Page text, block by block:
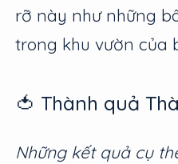
rỡ này như những
trong khu vườn của
🍅 Thành quả
Những kết quả cụ